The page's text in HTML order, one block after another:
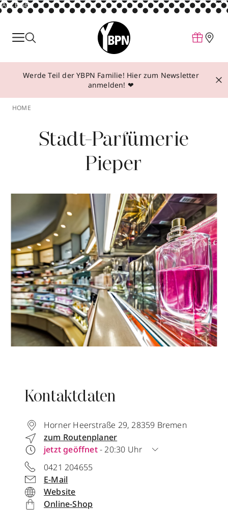
ANZEIGE
Parfum
Make-up
Behandlungen
Über YBPN
Werde Teil der YBPN Familie! Hier zum Newsletter
anmelden! ❤
HOME
Stadt-Parfümerie
Pieper
Kontaktdaten
Horner Heerstraße 29,28359 Bremen
zum Routenplaner
jetzt geöffnet- 20:30 Uhr
0421 204655
E-Mail
Website
Online-Shop